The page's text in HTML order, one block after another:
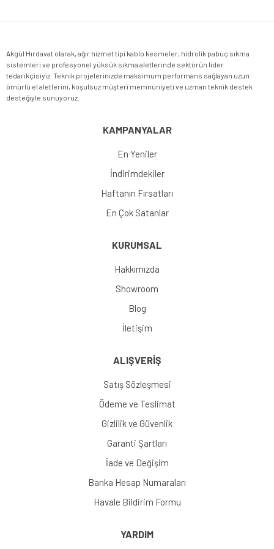
Akgül Hırdavat olarak, ağır hizmet tipi kablo kesmeler, hidrolik pabuç sıkma
sistemleri ve profesyonel yüksük sıkma aletlerinde sektörün lider
tedarikçisiyiz. Teknik projelerinizde maksimum performans sağlayan uzun
ömürlü el aletlerini, koşulsuz müşteri memnuniyeti ve uzman teknik destek
desteğiyle sunuyoruz.
KAMPANYALAR
En Yeniler
İndirimdekiler
Haftanın Fırsatları
En Çok Satanlar
KURUMSAL
Hakkımızda
Showroom
Blog
İletişim
ALIŞVERİŞ
Satış Sözleşmesi
Ödeme ve Teslimat
Gizlilik ve Güvenlik
Garanti Şartları
İade ve Değişim
Banka Hesap Numaraları
Havale Bildirim Formu
YARDIM